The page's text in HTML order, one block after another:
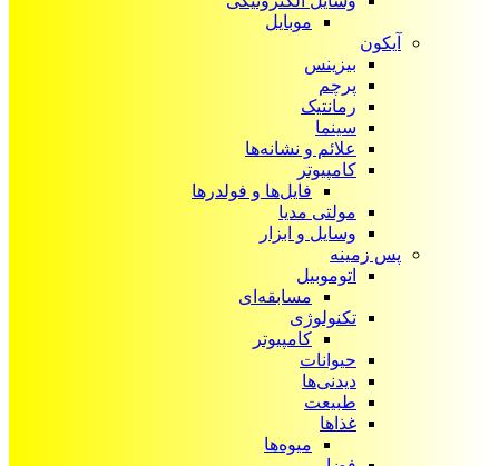
موبایل
آیکون‌
بیزینس
پرچم
رمانتیک
سینما
علائم و نشانه‌ها
کامپیوتر
فایل‌ها و فولدرها
مولتی مدیا
وسایل و ابزار
پس زمینه
اتوموبیل
مسابقه‌ای
تکنولوژی
کامپیوتر
حیوانات
دیدنی‌ها
طبیعت
غذاها
میوه‌ها